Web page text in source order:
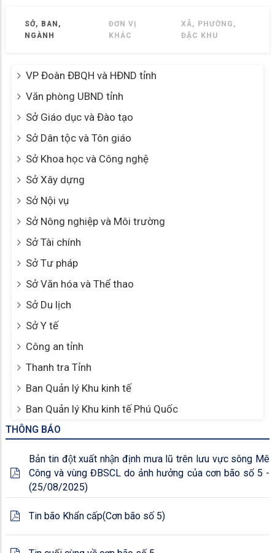
SỞ, BAN,
NGÀNH
ĐƠN VỊ
KHÁC
XÃ, PHƯỜNG,
ĐẶC KHU
VP Đoàn ĐBQH và HĐND tỉnh
Văn phòng UBND tỉnh
Sở Giáo dục và Đào tạo
Sở Dân tộc và Tôn giáo
Sở Khoa học và Công nghệ
Sở Xây dựng
Sở Nội vụ
Sở Nông nghiệp và Môi trường
Sở Tài chính
Sở Tư pháp
Sở Văn hóa và Thể thao
Sở Du lịch
Sở Y tế
Công an tỉnh
Thanh tra Tỉnh
Ban Quản lý Khu kinh tế
Ban Quản lý Khu kinh tế Phú Quốc
THÔNG BÁO
Bản tin đột xuất nhận định mưa lũ trên lưu vực sông Mê
Công và vùng ĐBSCL do ảnh hưởng của cơn bão số 5 -
(25/08/2025)
Tin bão Khẩn cấp(Cơn bão số 5)